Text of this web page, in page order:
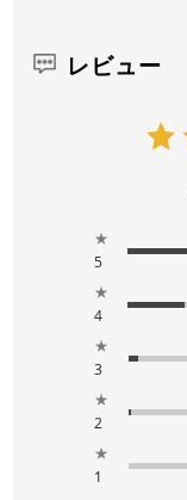
レビュー
★
5
★
4
★
3
★
2
★
1